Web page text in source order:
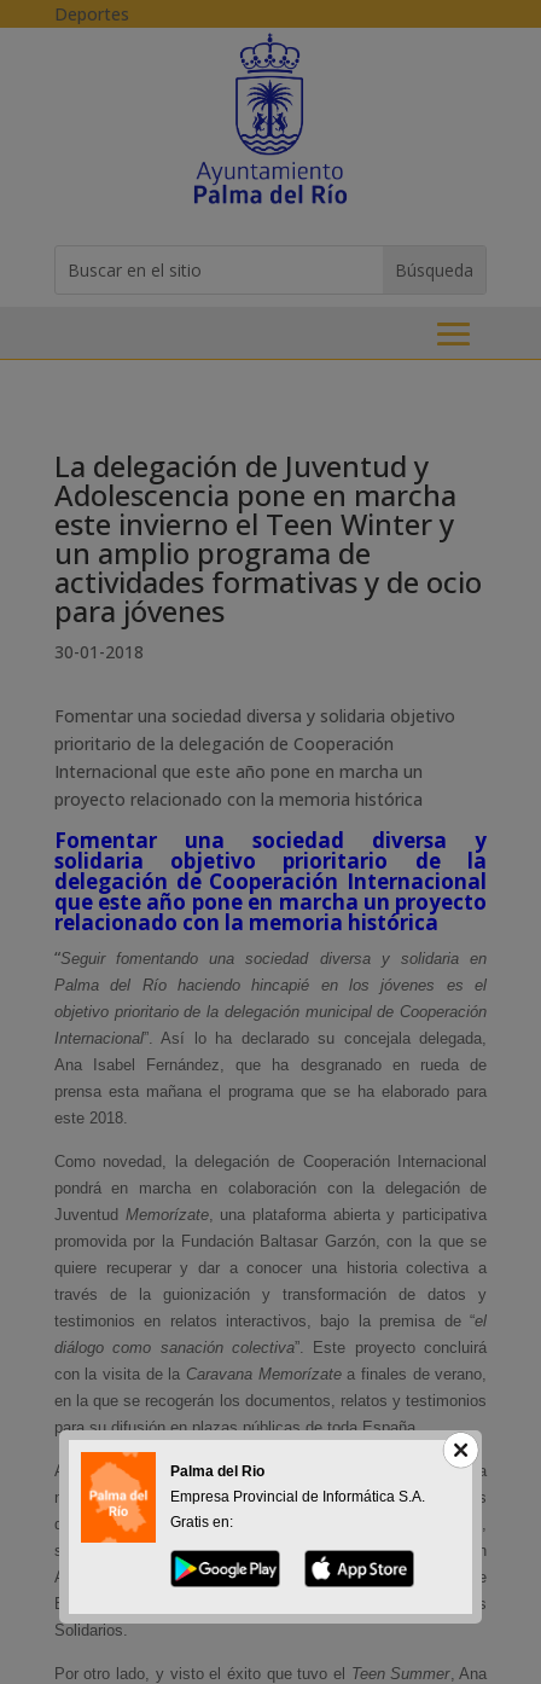
Skip to content
Deportes
for...
La delegación de Juventud y
Adolescencia pone en marcha
este invierno el Teen Winter y
un amplio programa de
actividades formativas y de ocio
para jóvenes
30-01-2018
Fomentar una sociedad diversa y solidaria objetivo
prioritario de la delegación de Cooperación
Internacional que este año pone en marcha un
proyecto relacionado con la memoria histórica
Fomentar una sociedad diversa y
solidaria objetivo prioritario de la
delegación de Cooperación Internacional
que este año pone en marcha un proyecto
relacionado con la memoria histórica
“Seguir fomentando una sociedad diversa y solidaria en
Palma del Río haciendo hincapié en los jóvenes es el
objetivo prioritario de la delegación municipal de Cooperación
Internacional”. Así lo ha declarado su concejala delegada,
Ana Isabel Fernández, que ha desgranado en rueda de
prensa esta mañana el programa que se ha elaborado para
este 2018.
Como novedad, la delegación de Cooperación Internacional
pondrá en marcha en colaboración con la delegación de
Juventud Memorízate, una plataforma abierta y participativa
promovida por la Fundación Baltasar Garzón, con la que se
quiere recuperar y dar a conocer una historia colectiva a
través de la guionización y transformación de datos y
testimonios en relatos interactivos, bajo la premisa de “el
diálogo como sanación colectiva”. Este proyecto concluirá
con la visita de la Caravana Memorízatea finales de verano,
en la que se recogerán los documentos, relatos y testimonios
para su difusión en plazas públicas de toda España.
Al igual que en años anteriores, se pondrá en marcha una
nueva convocatoria de subvenciones de ayuda a proyectos
de cooperación internacional “
”,
se celebrarán las III Jornadas de Derechos Humanos con
Adolescentes, y se desarrollará una nueva campaña de
Educación en Valores, que incluirá el proyecto de Parques
Solidarios.
Por otro lado, y visto el éxito que tuvo el Teen Summer, Ana
Palma del Rio
Empresa Provincial de Informática S.A.
Gratis en: